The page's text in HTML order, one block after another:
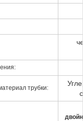
трубки: